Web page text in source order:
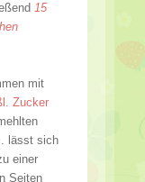
15
mit
Zucker
lässt sich
einer
Seiten